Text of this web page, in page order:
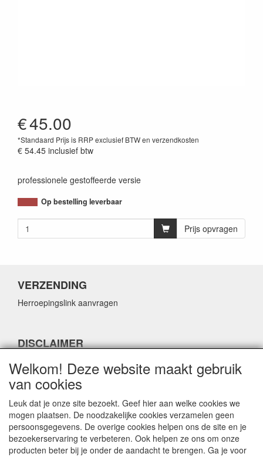
€45.00
*Standaard Prijs is RRP exclusief BTW en verzendkosten
€ 54.45 inclusief btw
professionele gestoffeerde versie
Op bestelling leverbaar
Prijs opvragen
VERZENDING
Herroepingslink aanvragen
DISCLAIMER
Herroepingslink aanvragen
CONTACTGEGEVENS
Fabulous Sales
Welkom! Deze website maakt gebruik
van cookies
Leuk dat je onze site bezoekt. Geef hier aan welke cookies we
mogen plaatsen. De noodzakelijke cookies verzamelen geen
persoonsgegevens. De overige cookies helpen ons de site en je
bezoekerservaring te verbeteren. Ook helpen ze ons om onze
producten beter bij je onder de aandacht te brengen. Ga je voor